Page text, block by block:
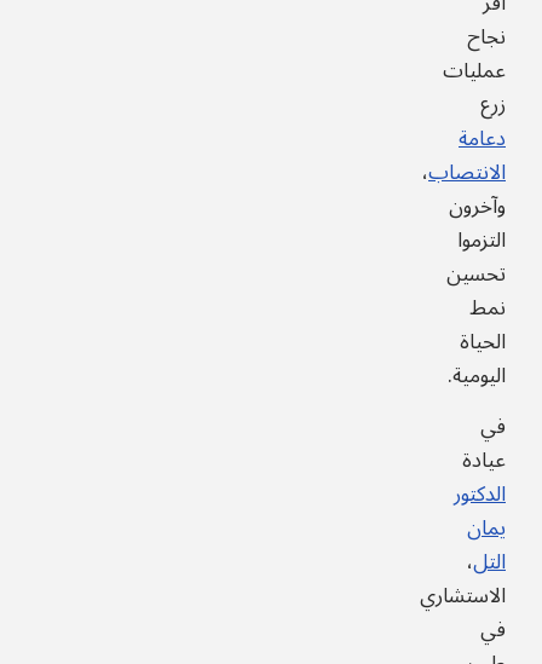
نجاح
عمليات
زرع
دعامة
الانتصاب،
وآخرون
التزموا
تحسين
نمط
الحياة
اليومية.
في
عيادة
الدكتور
يمان
التل،
الاستشاري
في